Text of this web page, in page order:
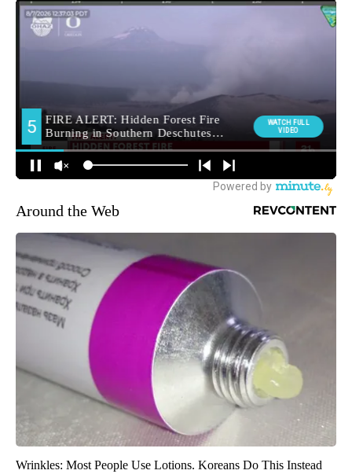
Around the Web
Wrinkles: Most People Use Lotions. Koreans Do This Instead